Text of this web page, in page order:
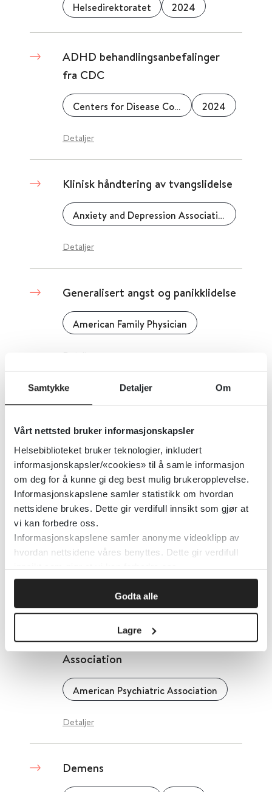
Samtykke Detaljer Om
Vårt nettsted bruker informasjonskapsler
Helsebiblioteket bruker teknologier, inkludert
informasjonskapsler/«cookies» til å samle informasjon
om deg for å kunne gi deg best mulig brukeropplevelse.
Informasjonskapslene samler statistikk om hvordan
nettsidene brukes. Dette gir verdifull innsikt som gjør at
vi kan forbedre oss.
Informasjonskapslene samler anonyme videoklipp av
hvordan nettsidene våres benyttes. Dette gir verdifull
innsikt som gjør at vi kan forbedre oss.
Godta alle
Lagre
Helsedirektoratet 2024
ADHD behandlingsanbefalinger
fra CDC
Centers for Disease Control & Prevention (CDC) 2024
Detaljer
Klinisk håndtering av tvangslidelse
Anxiety and Depression Association of America
Detaljer
Generalisert angst og panikklidelse
American Family Physician
Detaljer
Angst og relaterte lidelser -
Detaljer
Selvmordsforebygging i psykisk
helsevern og tverrfaglig
spesialisert rusbehandling (TSB)
Helsedirektoratet 2024
fra American Psychiatric
Association
American Psychiatric Association
Detaljer
Demens